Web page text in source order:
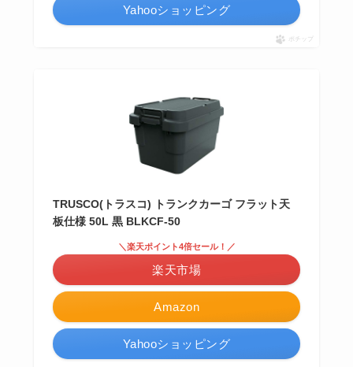
Yahooショッピング
ポチップ
TRUSCO(トラスコ) トランクカーゴ フラット天
板仕様 50L 黒 BLKCF-50
Amazon
＼楽天ポイント4倍セール！／
楽天市場
Yahooショッピング